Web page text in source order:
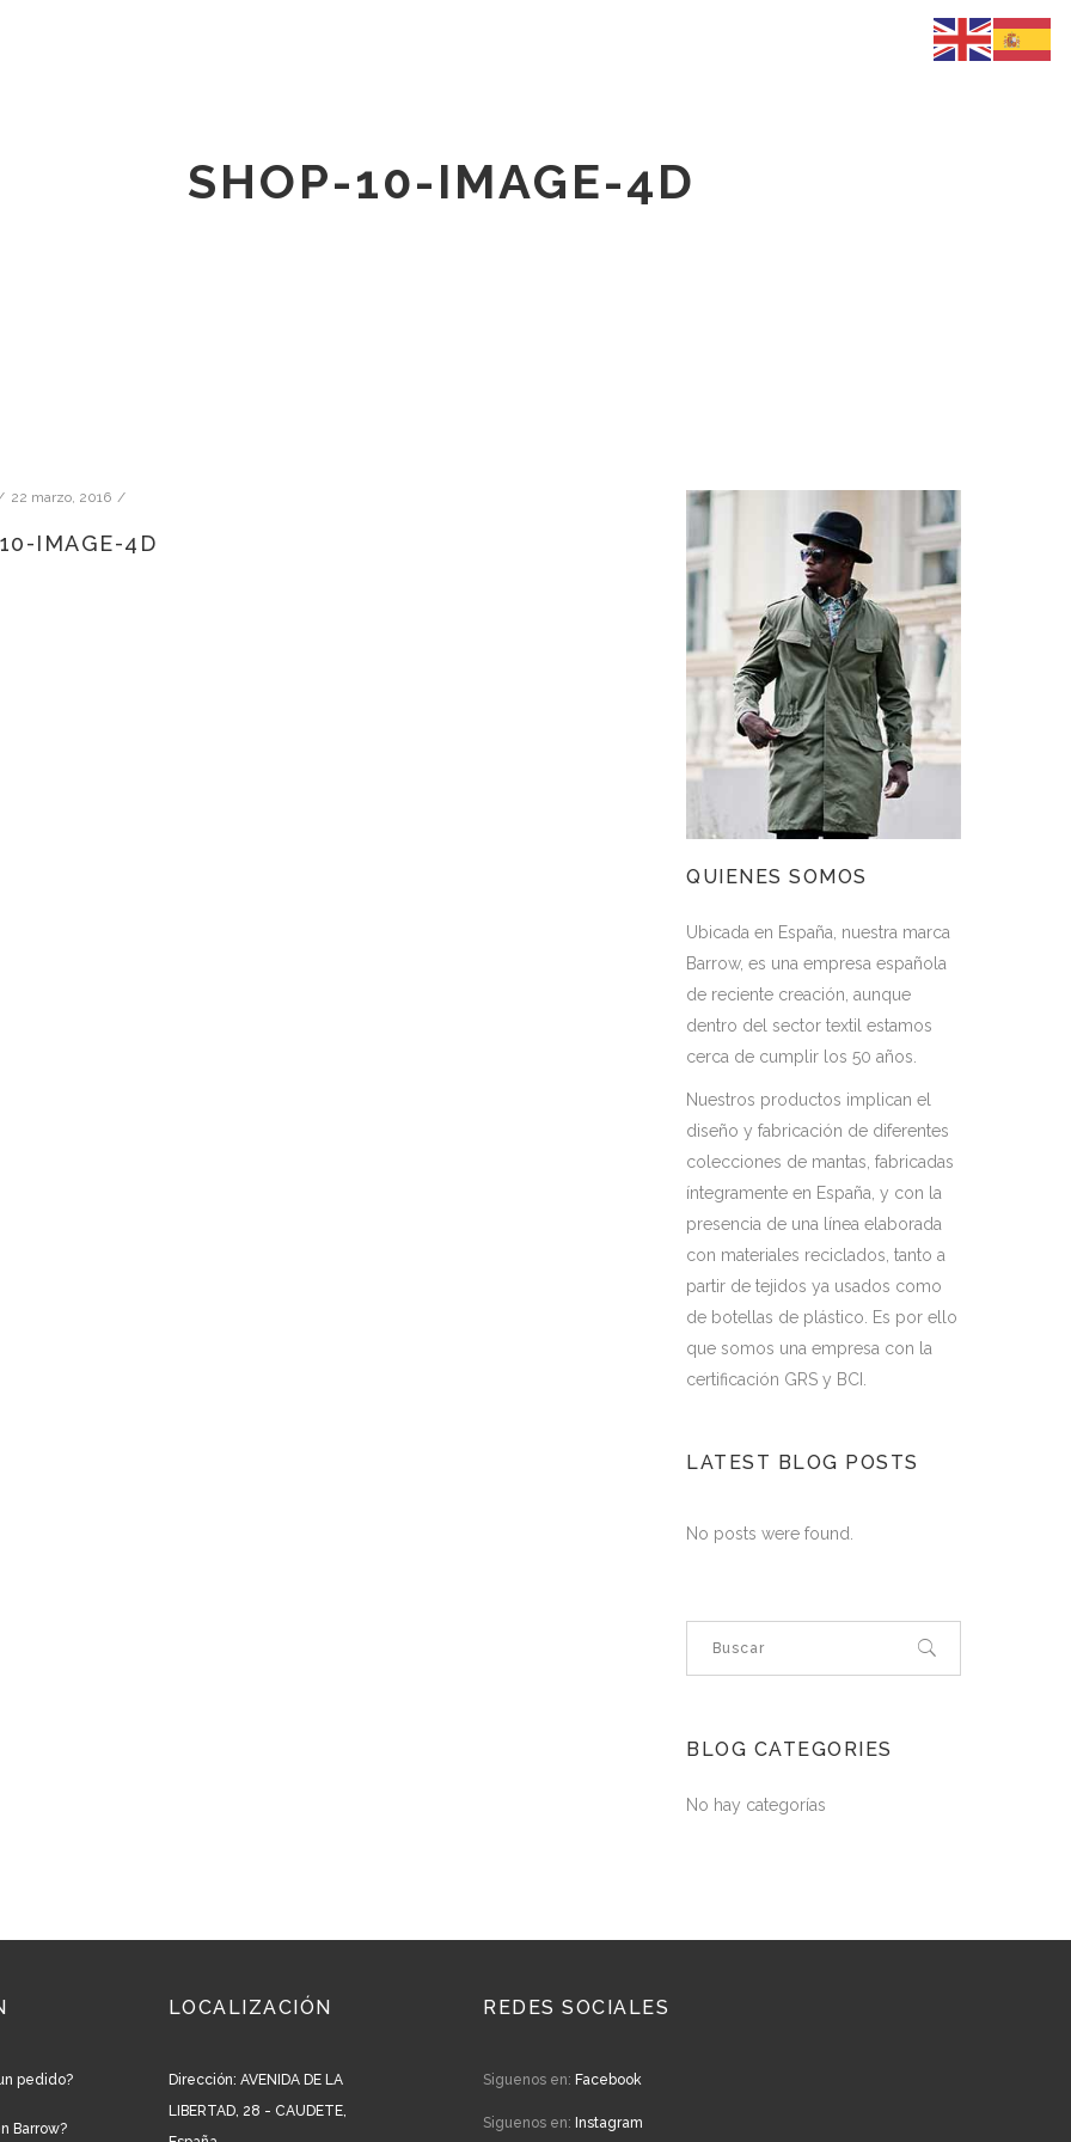
SHOP-10-IMAGE-4D
22 marzo, 2016
IMAGE-4D
QUIENES SOMOS
Ubicada en España, nuestra marca
Barrow, es una empresa española
de reciente creación, aunque
dentro del sector textil estamos
cerca de cumplir los 50 años.
Nuestros productos implican el
diseño y fabricación de diferentes
colecciones de mantas, fabricadas
íntegramente en España, y con la
presencia de una línea elaborada
con materiales reciclados, tanto a
partir de tejidos ya usados como
de botellas de plástico. Es por ello
que somos una empresa con la
certificación GRS y BCI.
LATEST BLOG POSTS
No posts were found.
BLOG CATEGORIES
No hay categorías
pedido?
Barrow?
LOCALIZACIÓN
Dirección: AVENIDA DE LA
LIBERTAD, 28 - CAUDETE,
REDES SOCIALES
Siguenos en: Facebook
Siguenos en: Instagram